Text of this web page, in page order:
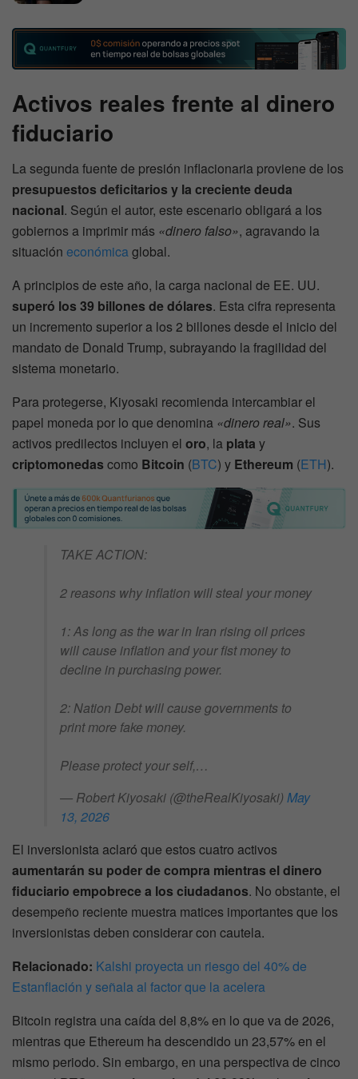
Activos reales frente al dinero
fiduciario
La segunda fuente de presión inflacionaria proviene de los
presupuestos deficitarios y la creciente deuda
nacional. Según el autor, este escenario obligará a los
gobiernos a imprimir más «dinero falso», agravando la
situación económicaglobal.
A principios de este año, la carga nacional de EE. UU.
superó los 39 billones de dólares. Esta cifra representa
un incremento superior a los 2 billones desde el inicio del
mandato de Donald Trump, subrayando la fragilidad del
sistema monetario.
Para protegerse, Kiyosaki recomienda intercambiar el
papel moneda por lo que denomina «dinero real». Sus
activos predilectos incluyen el oro, la plata y
criptomonedas como Bitcoin (BTC) y Ethereum (ETH).
TAKE ACTION:
2 reasons why inflation will steal your money
1: As long as the war in Iran rising oil prices
will cause inflation and your fist money to
decline in purchasing power.
2: Nation Debt will cause governments to
print more fake money.
Please protect your self,…
— Robert Kiyosaki (@theRealKiyosaki) May
13, 2026
El inversionista aclaró que estos cuatro activos
aumentarán su poder de compra mientras el dinero
fiduciario empobrece a los ciudadanos. No obstante, el
desempeño reciente muestra matices importantes que los
inversionistas deben considerar con cautela.
Relacionado: Kalshi proyecta un riesgo del 40% de
Estanflación y señala al factor que la acelera
Bitcoin registra una caída del 8,8% en lo que va de 2026,
mientras que Ethereum ha descendido un 23,57% en el
mismo periodo. Sin embargo, en una perspectiva de cinco